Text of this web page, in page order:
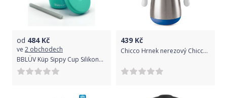
od 484Kč
ve 2 obchodech
BBLÜV Küp Sippy Cup Silikonový hrneček Aqua
439 Kč
Chicco Hrnek nerezový Chicco Power Cup s brčkem a držadly, 237ml - chlapec